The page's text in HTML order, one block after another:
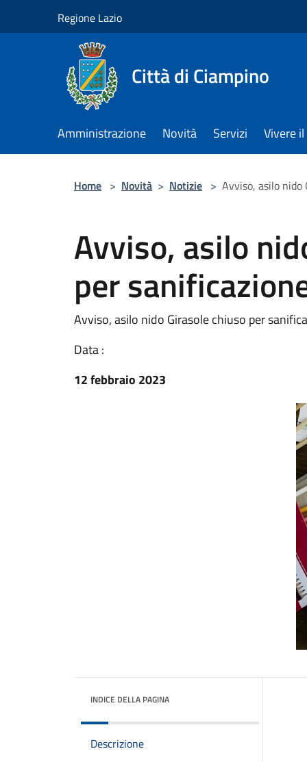
Regione Lazio
Città di Ciampino
Amministrazione Novità Servizi Vivere
Home > Novità > Notizie > Avviso, asilo
Avviso, asilo
per
Avviso, asilo nido Girasole chiuso per
Data :
12 febbraio 2023
INDICE DELLA PAGINA
Descrizione